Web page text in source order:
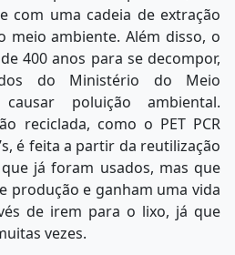
com uma cadeia de extração
meio ambiente. Além disso, o
400 anos para se decompor,
do Ministério do Meio
poluição ambiental.
reciclada, como o PET PCR
é feita a partir da reutilização
já foram usados, mas que
produção e ganham uma vida
de irem para o lixo, já que
vezes.